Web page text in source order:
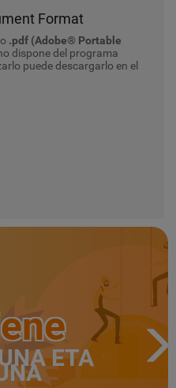
Format
.pdf (Adobe® Portable
dispone del programa
puede descargarlo en el
ETA